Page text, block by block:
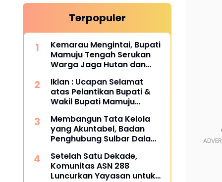
Terpopuler
Kemarau Mengintai, Bupati
Mamuju Tengah Serukan
Warga Jaga Hutan dan
Iklan : Ucapan Selamat
atas Pelantikan Bupati &
Wakil Bupati Mamuju
Membangun Tata Kelola
yang Akuntabel, Badan
Penghubung Sulbar Dalami
Jasa
Setelah Satu Dekade,
Komunitas ASN 288
Luncurkan Yayasan untuk